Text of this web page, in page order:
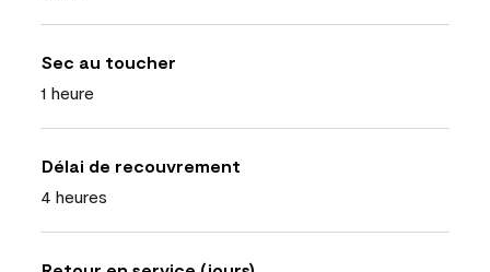
Sec au toucher
1 heure
Délai de recouvrement
4 heures